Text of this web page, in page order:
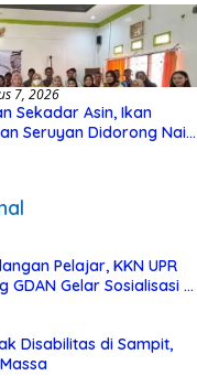
Rp40 Miliar
7, 2026
Sekadar Asin, Ikan
Seruyan Didorong Naik
Pelajar, KKN UPR
Gelar Sosialisasi di
Disabilitas di Sampit,